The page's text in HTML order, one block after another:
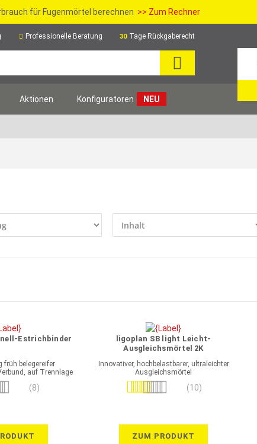
für Fugenmörtel berechnen >> Zum Rechner
Professionelle Beratung 30 Tage Rückgaberecht
Aktionen Konfiguratoren NEU
Estrichbinder
früh belegereifer
auf Trennlage
(8)
ligoplan SB light Leicht-
Ausgleichsmörtel 2K
Innovativer, hochbelastbarer, ultraleichter
Ausgleichsmörtel
Bewertung:
(10)
ZUM PRODUKT